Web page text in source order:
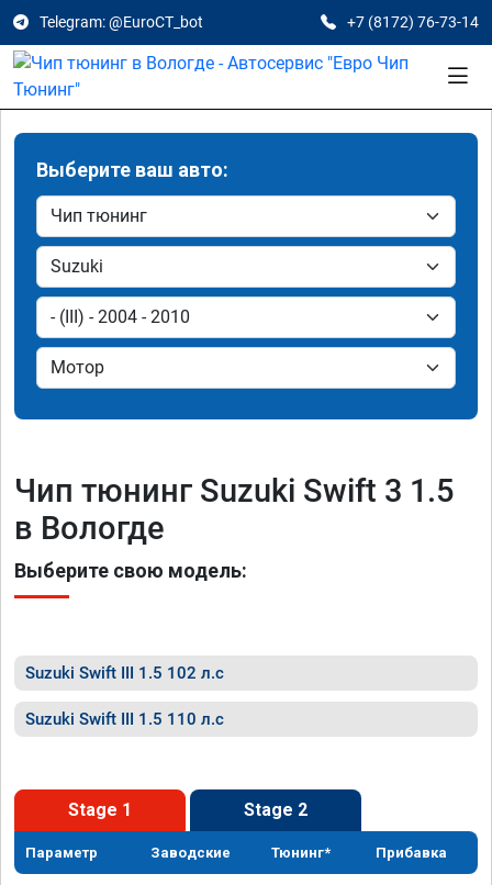
Telegram: @EuroCT_bot +7 (8172) 76-73-14
Выберите ваш авто:
Чип тюнинг Suzuki Swift 3 1.5
в Вологде
Выберите свою модель:
Suzuki Swift III 1.5 102 л.с
Suzuki Swift III 1.5 110 л.с
Stage 1 Stage 2
Параметр Заводские Тюнинг* Прибавка